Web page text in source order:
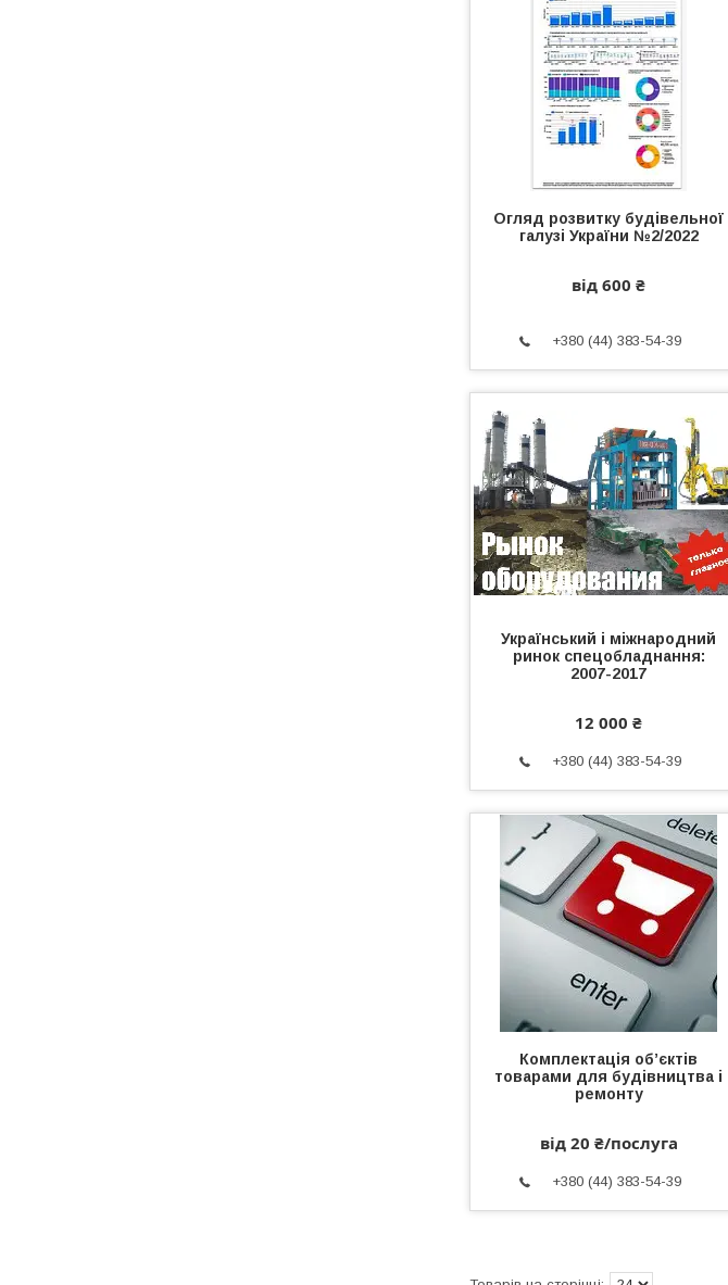
Огляд розвитку будівельної
галузі України №2/2022
від 600 ₴
+380 (44) 383-54-39
Український і міжнародний
ринок спецобладнання:
2007-2017
12 000 ₴
+380 (44) 383-54-39
Комплектація об’єктів
товарами для будівництва і
ремонту
від 20 ₴/послуга
+380 (44) 383-54-39